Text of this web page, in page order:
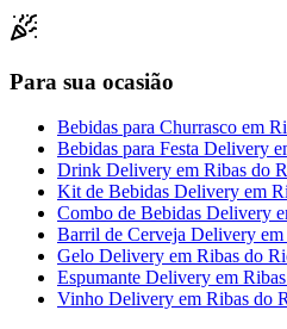
Para sua ocasião
Bebidas para Churrasco em
Bebidas para Festa Delivery
Drink Delivery em Ribas do
Kit de Bebidas Delivery em
Combo de Bebidas Delivery
Barril de Cerveja Delivery em
Gelo Delivery em Ribas do
Espumante Delivery em
Vinho Delivery em Ribas do